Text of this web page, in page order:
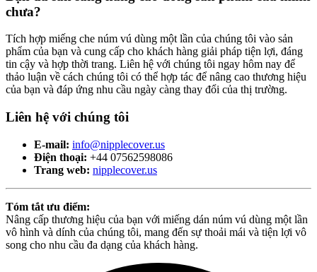
chưa?
Tích hợp miếng che núm vú dùng một lần của chúng tôi vào sản
phẩm của bạn và cung cấp cho khách hàng giải pháp tiện lợi, đáng
tin cậy và hợp thời trang. Liên hệ với chúng tôi ngay hôm nay để
thảo luận về cách chúng tôi có thể hợp tác để nâng cao thương hiệu
của bạn và đáp ứng nhu cầu ngày càng thay đổi của thị trường.
Liên hệ với chúng tôi
E-mail: info@nipplecover.us
Điện thoại: +44 07562598086
Trang web: nipplecover.us
Tóm tắt ưu điểm:
Nâng cấp thương hiệu của bạn với miếng dán núm vú dùng một lần
vô hình và dính của chúng tôi, mang đến sự thoải mái và tiện lợi vô
song cho nhu cầu đa dạng của khách hàng.